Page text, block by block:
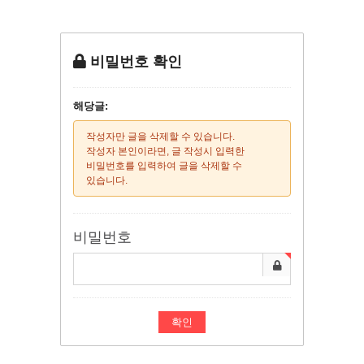
비밀번호 확인
해당글:
작성자만 글을 삭제할 수 있습니다.
작성자 본인이라면, 글 작성시 입력한
비밀번호를 입력하여 글을 삭제할 수
있습니다.
비밀번호